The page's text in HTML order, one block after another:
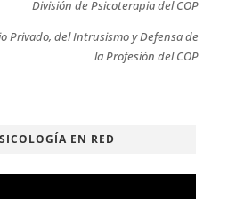
División de Psicoterapia del COP
Privado, del Intrusismo y Defensa de
la Profesión del COP
EN RED